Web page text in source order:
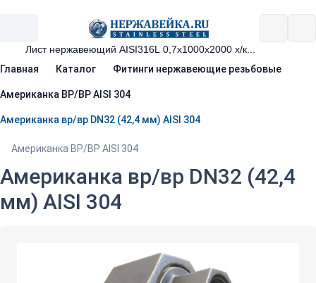
Главная Каталог Фитинги нержавеющие резьбовые
Американка ВР/ВР AISI 304
Американка вр/вр DN32 (42,4 мм) AISI 304
Американка ВР/ВР AISI 304
Американка вр/вр DN32 (42,4
мм) AISI 304